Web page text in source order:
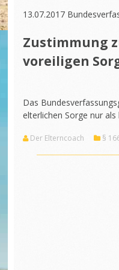
13.07.2017
Zustimmung
voreiligen
Das
elterlichen Sorge nur
Der Elterncoach §